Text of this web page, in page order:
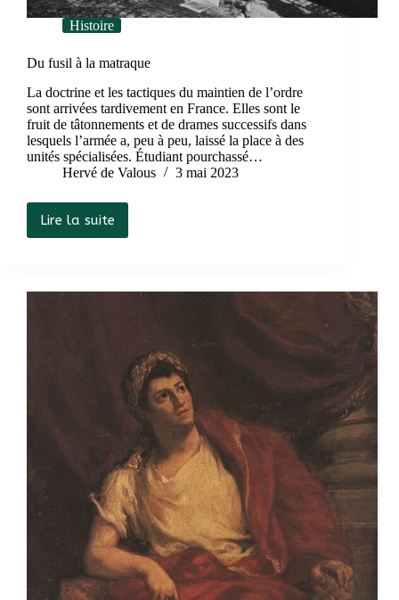
Histoire
Du fusil à la matraque
La doctrine et les tactiques du maintien de l’ordre
sont arrivées tardivement en France. Elles sont le
fruit de tâtonnements et de drames successifs dans
lesquels l’armée a, peu à peu, laissé la place à des
unités spécialisées. Étudiant pourchassé…
Hervé de Valous
3 mai 2023
Lire la suite
Du
fusil
matraque